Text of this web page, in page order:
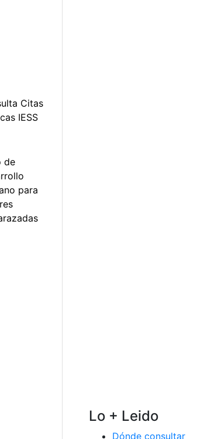
Lo + Leido
Dónde consultar